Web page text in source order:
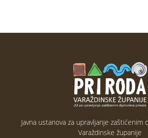
Javna ustanova za upravljanje zaštićenim
Varaždinske županije